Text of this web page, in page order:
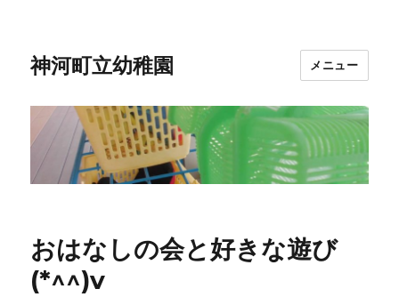
神河町立幼稚園 メニュー
おはなしの会と好きな遊び
(*^^)v